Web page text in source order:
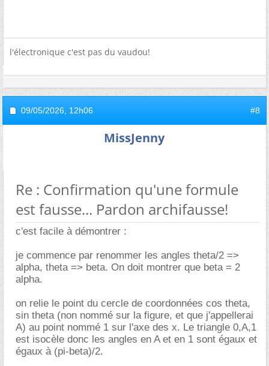
l'électronique c'est pas du vaudou!
09/05/2026, 12h06 #8
MissJenny
Re : Confirmation qu'une formule
est fausse... Pardon archifausse!
c'est facile à démontrer :
je commence par renommer les angles theta/2 =>
alpha, theta => beta. On doit montrer que beta = 2
alpha.
on relie le point du cercle de coordonnées cos theta,
sin theta (non nommé sur la figure, et que j'appellerai
A) au point nommé 1 sur l'axe des x. Le triangle 0,A,1
est isocèle donc les angles en A et en 1 sont égaux et
égaux à (pi-beta)/2.